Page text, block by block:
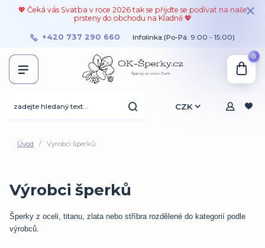
💖 Čeká vás Svatba v roce 2026 tak se přijďte se podívat na naše
prsteny do obchodu na Kladně 💖
CZK
+420 737 290 660 Infolinka:(Po-Pá: 9:00 - 15:00)
0
Úvod Vyrobci šperků
Výrobci šperků
Šperky z oceli, titanu, zlata nebo stříbra rozdělené do kategorií podle
výrobců.